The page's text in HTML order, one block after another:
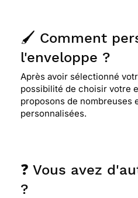
🖌️ Comment
l'enveloppe ?
Après avoir sélectionné
possibilité de choisir votre
proposons de nombreuses
personnalisées.
❓ Vous avez
?